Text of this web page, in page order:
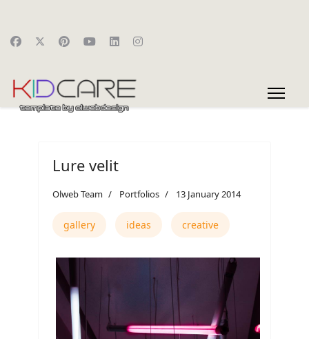
Lure velit
Olweb Team Portfolios 13 January 2014
gallery ideas creative